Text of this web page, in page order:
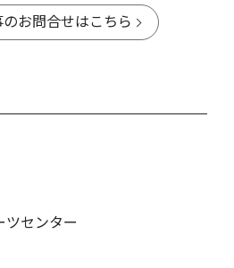
お問合せはこちら
ツセンター